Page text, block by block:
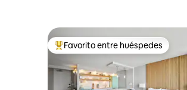
De los mejores en Favorito entre
Favorito entre huéspedes